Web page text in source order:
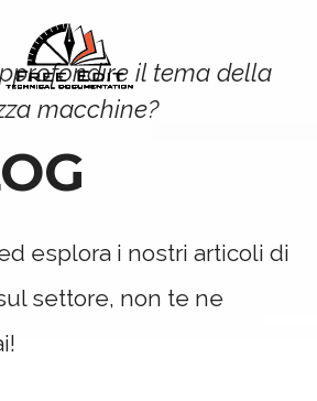
il tema della
macchine?
esplora i nostri articoli di
settore, non te ne